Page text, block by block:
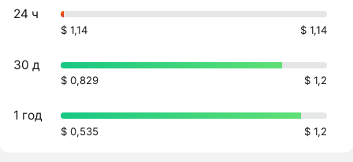
24 ч
$ 1,14 $ 1,14
30 д
$ 0,829 $ 1,2
1 год
$ 0,535 $ 1,2